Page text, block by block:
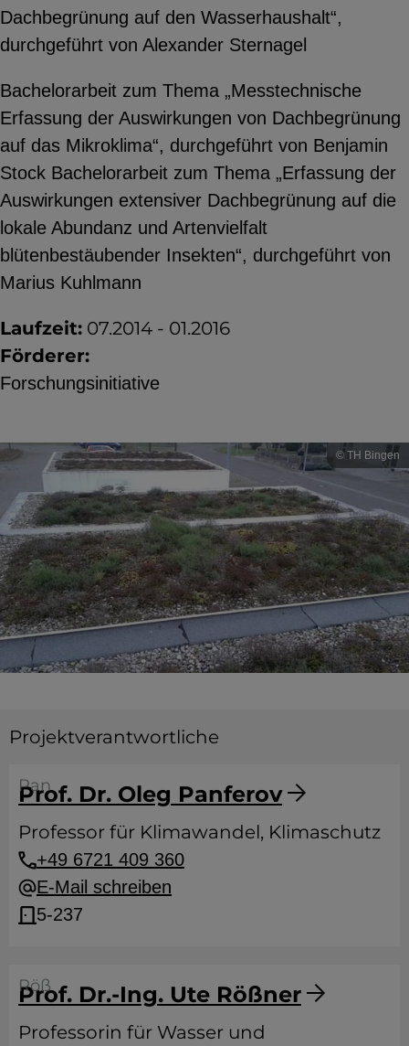
Dachbegrünung auf den Wasserhaushalt“,
durchgeführt von Alexander Sternagel
Bachelorarbeit zum Thema „Messtechnische
Erfassung der Auswirkungen von Dachbegrünung
auf das Mikroklima“, durchgeführt von Benjamin
Stock Bachelorarbeit zum Thema „Erfassung der
Auswirkungen extensiver Dachbegrünung auf die
lokale Abundanz und Artenvielfalt
blütenbestäubender Insekten“, durchgeführt von
Marius Kuhlmann
Laufzeit: 07.2014 - 01.2016
Förderer:
Forschungsinitiative
© TH Bingen
Projektverantwortliche
Prof. Dr. Oleg Panferov
Pan
Professor für Klimawandel, Klimaschutz
+49 6721 409 360
E-Mail schreiben
5-237
Prof. Dr.-Ing. Ute Rößner
Röß
Professorin für Wasser und